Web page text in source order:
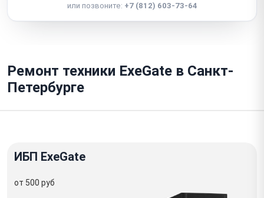
или позвоните: +7 (812) 603-73-64
Ремонт техники ExeGate в Санкт-
Петербурге
ИБП ExeGate
от 500 руб